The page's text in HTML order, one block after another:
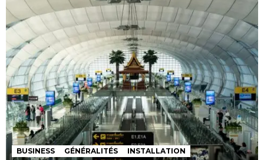
BUSINESS GÉNÉRALITÉS INSTALLATION